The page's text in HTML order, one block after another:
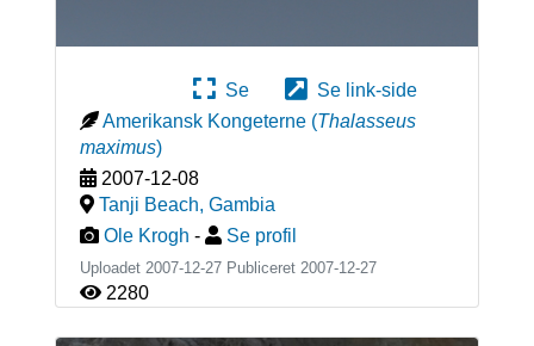
Se
Se link-side
Amerikansk Kongeterne (Thalasseus
maximus)
2007-12-08
Tanji Beach, Gambia
Ole Krogh - Se profil
Uploadet 2007-12-27 Publiceret 2007-12-27
2280